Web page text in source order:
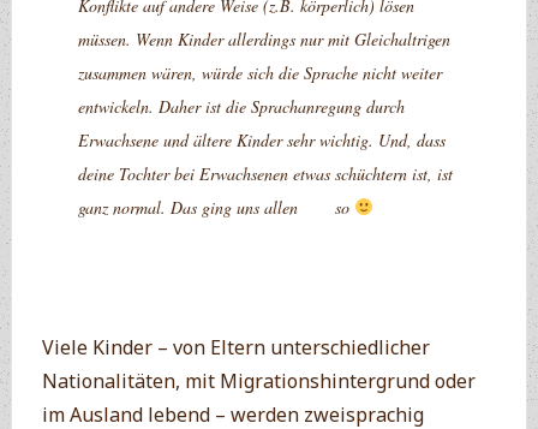
Konflikte auf andere Weise (z.B. körperlich) lösen
müssen. Wenn Kinder allerdings nur mit Gleichaltrigen
zusammen wären, würde sich die Sprache nicht weiter
entwickeln. Daher ist die Sprachanregung durch
Erwachsene und ältere Kinder sehr wichtig. Und, dass
deine Tochter bei Erwachsenen etwas schüchtern ist, ist
ganz normal. Das ging uns allen so
Viele Kinder – von Eltern unterschiedlicher
Nationalitäten, mit Migrationshintergrund oder
im Ausland lebend – werden zweisprachig